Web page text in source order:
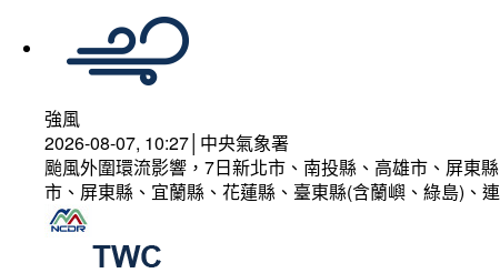
強風
2026-08-07, 10:27│中央氣象署
颱風外圍環流影響，7日新北市、南投縣、高雄市、屏東
市、屏東縣、宜蘭縣、花蓮縣、臺東縣(含蘭嶼、綠島)、